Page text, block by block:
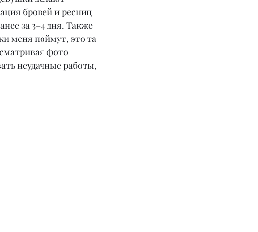
бровей и ресниц
за 3–4 дня. Также
меня поймут, это та
фото
неудачные работы,